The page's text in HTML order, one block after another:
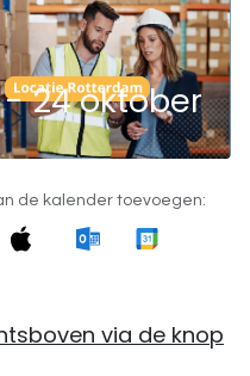
24 oktober
de kalender toevoegen:
via de knop